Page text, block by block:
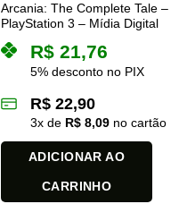
Arcania: The Complete Tale –
PlayStation 3 – Mídia Digital
R$ 21,76
5% desconto no PIX
R$ 22,90
3x de R$ 8,09 no cartão
ADICIONAR AO
CARRINHO